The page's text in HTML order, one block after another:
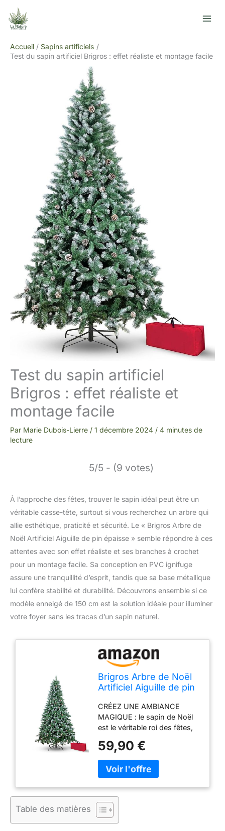
contenu
Accueil
Sapins artificiels
Test du sapin artificiel Brigros : effet réaliste et montage facile
Test du sapin artificiel
Brigros : effet réaliste et
montage facile
Par Marie Dubois-Lierre / 1 décembre 2024 / 4 minutes de
lecture
5/5 - (9 votes)
À l’approche des fêtes, trouver le sapin idéal peut être un
véritable casse-tête, surtout si vous recherchez un arbre qui
allie esthétique, praticité et sécurité. Le « Brigros Arbre de
Noël Artificiel Aiguille de pin épaisse » semble répondre à ces
attentes avec son effet réaliste et ses branches à crochet
pour un montage facile. Sa conception en PVC ignifuge
assure une tranquillité d’esprit, tandis que sa base métallique
lui confère stabilité et durabilité. Découvrons ensemble si ce
modèle enneigé de 150 cm est la solution idéale pour illuminer
votre foyer sans les tracas d’un sapin naturel.
Brigros Arbre de Noël
Artificiel Aiguille de pin
réaliste, Branches à
Crochet, Montage
Facile, PVC, Base
métallique, Ignifuge
(150 cm, enneigé)
CRÉEZ UNE AMBIANCE
MAGIQUE : le sapin de Noël
est le véritable roi des fêtes,
chaleur dans chaque maison
et de rassembler toute la
famille pour se faire décorer
avec toutes sortes de
décoration; la limite est votre
imagination Modèles : le
sapin de Noël artificiel est
disponible en 3 modèles
59,90 €
Table des matières
e
h